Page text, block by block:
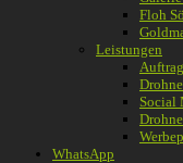
Floh
Leistungen
Social
WhatsApp